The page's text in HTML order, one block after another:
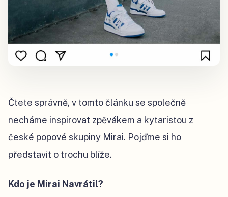
Čtete správně, v tomto článku se společně
necháme inspirovat zpěvákem a kytaristou z
české popové skupiny Mirai. Pojďme si ho
představit o trochu blíže.
Kdo je Mirai Navrátil?